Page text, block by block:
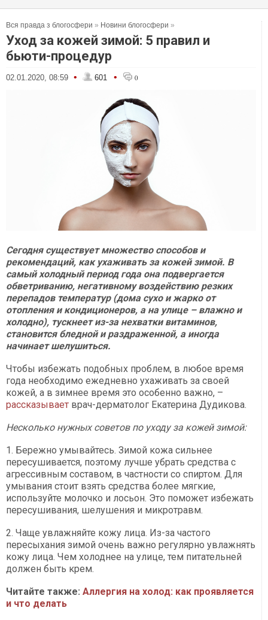
Вся правда з блогосфери » Новини блогосфери »
Уход за кожей зимой: 5 правил и
бьюти-процедур
02.01.2020, 08:59 • 601 • 0
Сегодня существует множество способов и
рекомендаций, как ухаживать за кожей зимой. В
самый холодный период года она подвергается
обветриванию, негативному воздействию резких
перепадов температур (дома сухо и жарко от
отопления и кондиционеров, а на улице – влажно и
холодно), тускнеет из-за нехватки витаминов,
становится бледной и раздраженной, а иногда
начинает шелушиться.
Чтобы избежать подобных проблем, в любое время
года необходимо ежедневно ухаживать за своей
кожей, а в зимнее время это особенно важно, –
рассказывает врач-дерматолог Екатерина Дудикова.
Несколько нужных советов по уходу за кожей зимой:
1. Бережно умывайтесь. Зимой кожа сильнее
пересушивается, поэтому лучше убрать средства с
агрессивным составом, в частности со спиртом. Для
умывания стоит взять средства более мягкие,
используйте молочко и лосьон. Это поможет избежать
пересушивания, шелушения и микротравм.
2. Чаще увлажняйте кожу лица. Из-за частого
пересыхания зимой очень важно регулярно увлажнять
кожу лица. Чем холоднее на улице, тем питательней
должен быть крем.
Читайте также: Аллергия на холод: как проявляется
и что делать